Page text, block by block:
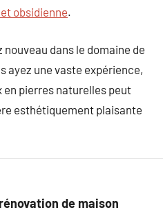
obsidienne.
nouveau dans le domaine de
ayez une vaste expérience,
en pierres naturelles peut
esthétiquement plaisante
de maison